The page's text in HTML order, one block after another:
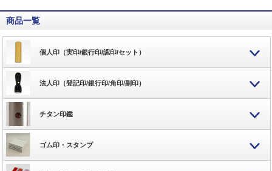
商品一覧
個人印（実印/銀行印/認印/セット）
法人印（登記印/銀行印/角印/副印）
チタン印鑑
ゴム印・スタンプ